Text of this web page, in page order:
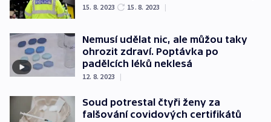
15. 8. 2023 15. 8. 2023 |
Nemusí udělat nic, ale můžou taky
ohrozit zdraví. Poptávka po
padělcích léků neklesá
12. 8. 2023 |
Soud potrestal čtyři ženy za
falšování covidových certifikátů